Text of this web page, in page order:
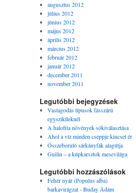
augusztus 2012
július 2012
június 2012
május 2012
április 2012
március 2012
február 2012
január 2012
december 2011
november 2011
Legutóbbi bejegyzések
Vastagodás típusok fásszárú
egyszikűeknél
A halofita növények sókiválasztása
Ahol a víz minden cseppje kincset ér
Összeboruló sárkányfák alagútja
Guilin – a kúpkarsztok mesevilága
Legutóbbi hozzászólások
Fehér nyár (Populus alba)
barkavirágzat - Buday Ádám